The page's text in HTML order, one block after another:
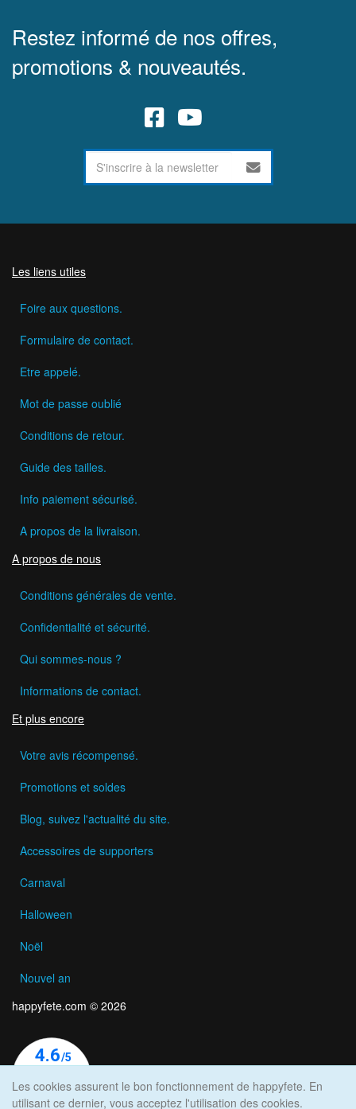
Restez informé de nos offres,
promotions & nouveautés.
Les liens utiles
Foire aux questions.
Formulaire de contact.
Etre appelé.
Mot de passe oublié
Conditions de retour.
Guide des tailles.
Info paiement sécurisé.
A propos de la livraison.
A propos de nous
Conditions générales de vente.
Confidentialité et sécurité.
Qui sommes-nous ?
Informations de contact.
Et plus encore
Votre avis récompensé.
Promotions et soldes
Blog, suivez l'actualité du site.
Accessoires de supporters
Carnaval
Halloween
Noël
Nouvel an
happyfete.com © 2026
Les cookies assurent le bon fonctionnement de happyfete. En
utilisant ce dernier, vous acceptez l'utilisation des cookies.